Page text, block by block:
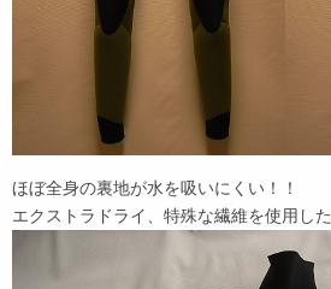
ほぼ全身の裏地が水を吸いにくい！！
エクストラドライ、特殊な繊維を使用した